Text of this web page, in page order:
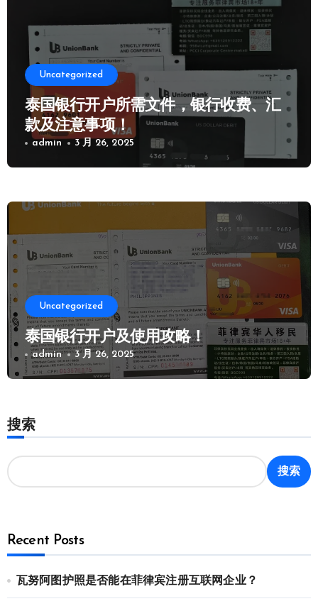
Uncategorized
泰国银行开户所需文件，银行收费、汇
款及注意事项！
admin 3 月 26, 2025
Uncategorized
泰国银行开户及使用攻略！
admin 3 月 26, 2025
搜索
搜索
Recent Posts
瓦努阿图护照是否能在菲律宾注册互联网企业？